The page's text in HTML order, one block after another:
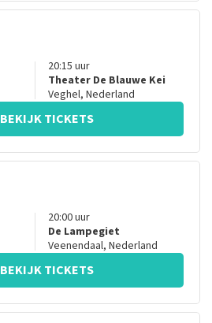
20:15 uur
Theater De Blauwe Kei
Veghel, Nederland
BEKIJK TICKETS
20:00uur
De Lampegiet
Veenendaal, Nederland
BEKIJK TICKETS